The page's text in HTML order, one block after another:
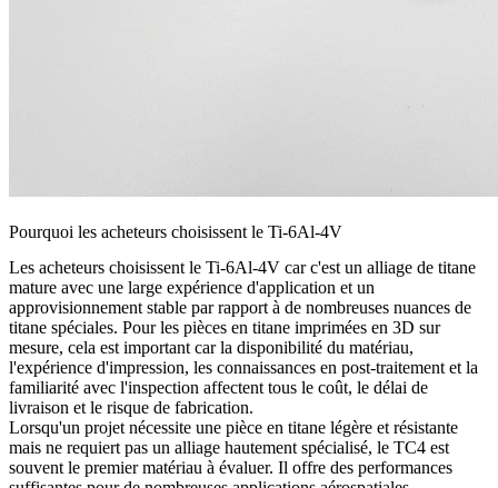
Pourquoi les acheteurs choisissent le Ti-6Al-4V
Les acheteurs choisissent le Ti-6Al-4V car c'est un alliage de titane
mature avec une large expérience d'application et un
approvisionnement stable par rapport à de nombreuses nuances de
titane spéciales. Pour les pièces en titane imprimées en 3D sur
mesure, cela est important car la disponibilité du matériau,
l'expérience d'impression, les connaissances en post-traitement et la
familiarité avec l'inspection affectent tous le coût, le délai de
livraison et le risque de fabrication.
Lorsqu'un projet nécessite une pièce en titane légère et résistante
mais ne requiert pas un alliage hautement spécialisé, le TC4 est
souvent le premier matériau à évaluer. Il offre des performances